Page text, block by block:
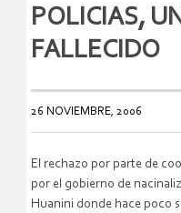
POLICIAS,
FALLECIDO
26 NOVIEMBRE, 2006
El rechazo por parte de
por el gobierno de
Huanini donde hace poco